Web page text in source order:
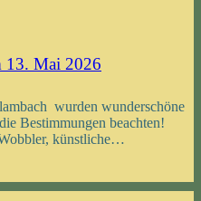
13. Mai 2026
wurden wunderschöne
Bestimmungen beachten!
künstliche…